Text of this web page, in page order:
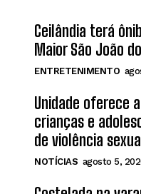
Ceilândia terá
Maior São João
ENTRETENIMENTO
Unidade oferece
crianças e
de violência
NOTÍCIAS agosto 5,